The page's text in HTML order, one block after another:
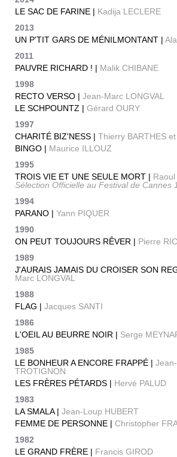
LE SAC DE FARINE | Kadija LECLERE
2013
UN P'TIT GARS DE MÉNILMONTANT |
2011
PAUVRE RICHARD ! | Malik CHIBANE
1998
RECTO VERSO | Jean-Marc LONGVAL
LE SCHPOUNTZ | Gérard OURY
1997
CHARITÉ BIZ'NESS | Thierry BARTHES
BINGO | Maurice ILLOUZ
1995
TROIS VIE ET UNE SEULE MORT |
Sélection Officielle au Festival de Cannes
1994
PARANO | Yann PIQUER
1990
ON PEUT TOUJOURS RÊVER | Pierre
1989
J'AURAIS JAMAIS DU CROISER SON
Marc LONGVAL
1988
FLAG | Jacques SANTI
1986
L'OEIL AU BEURRE NOIR | Serge
1985
LE BONHEUR A ENCORE FRAPPÉ |
TROTIGNON
LES FRÈRES PÉTARDS | Hervé PALUD
1983
LA SMALA | Jean-Loup HUBERT
FEMME DE PERSONNE | Christopher
1982
LE GRAND FRÈRE | Francis GIROD